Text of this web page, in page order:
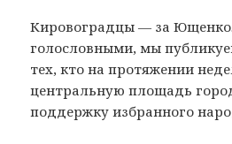
Кировоградцы — за
голословными, мы
тех, кто на протяжении
центральную площадь
поддержку избранного